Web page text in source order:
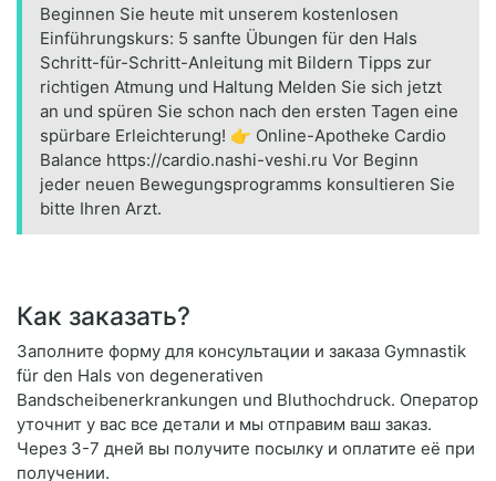
Beginnen Sie heute mit unserem kostenlosen
Einführungskurs: 5 sanfte Übungen für den Hals
Schritt-für-Schritt-Anleitung mit Bildern Tipps zur
richtigen Atmung und Haltung Melden Sie sich jetzt
an und spüren Sie schon nach den ersten Tagen eine
spürbare Erleichterung! 👉 Online-Apotheke Cardio
Balance https://cardio.nashi-veshi.ru Vor Beginn
jeder neuen Bewegungsprogramms konsultieren Sie
bitte Ihren Arzt.
Как заказать?
Заполните форму для консультации и заказа Gymnastik
für den Hals von degenerativen
Bandscheibenerkrankungen und Bluthochdruck. Оператор
уточнит у вас все детали и мы отправим ваш заказ.
Через 3-7 дней вы получите посылку и оплатите её при
получении.